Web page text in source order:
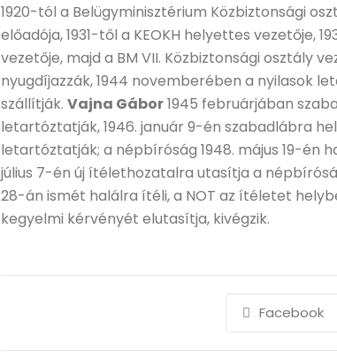
1920-tól a Belügyminisztérium Közbiztonsági
előadója, 1931-től a KEOKH helyettes vezetője,
vezetője, majd a BM VII. Közbiztonsági osztály
nyugdíjazzák, 1944 novemberében a nyilasok
szállítják.Vajna Gábor1945 februárjában
letartóztatják, 1946. január 9-én szabadlábra
letartóztatják; a népbíróság 1948. május 19-én
július 7-én új ítélethozatalra utasítja a
28-án ismét halálra ítéli, a NOT az ítéletet
kegyelmi kérvényét elutasítja, kivégzik.
Facebook